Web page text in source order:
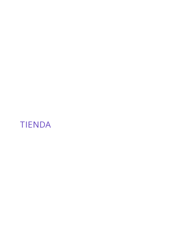
TIENDA